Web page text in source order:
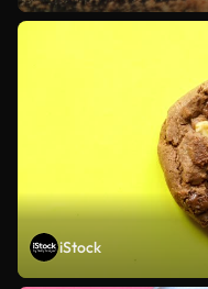
iStock